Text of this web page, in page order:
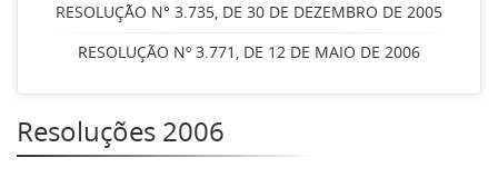
RESOLUÇÃO N° 3.735, DE 30 DE DEZEMBRO DE 2005
RESOLUÇÃO Nº 3.771, DE 12 DE MAIO DE 2006
Resoluções 2006